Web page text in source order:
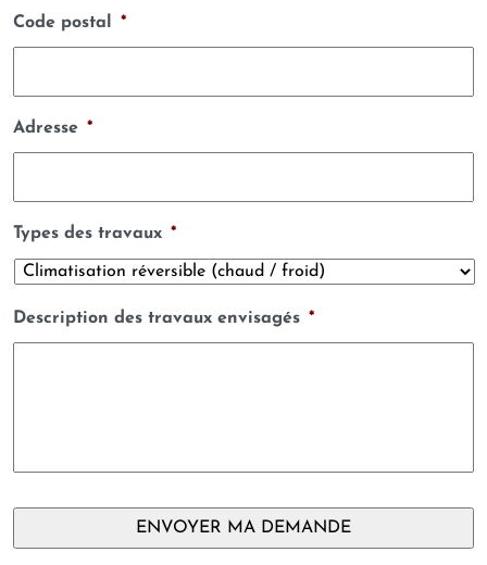
Code postal *
Adresse *
Types des travaux *
Description des travaux envisagés *